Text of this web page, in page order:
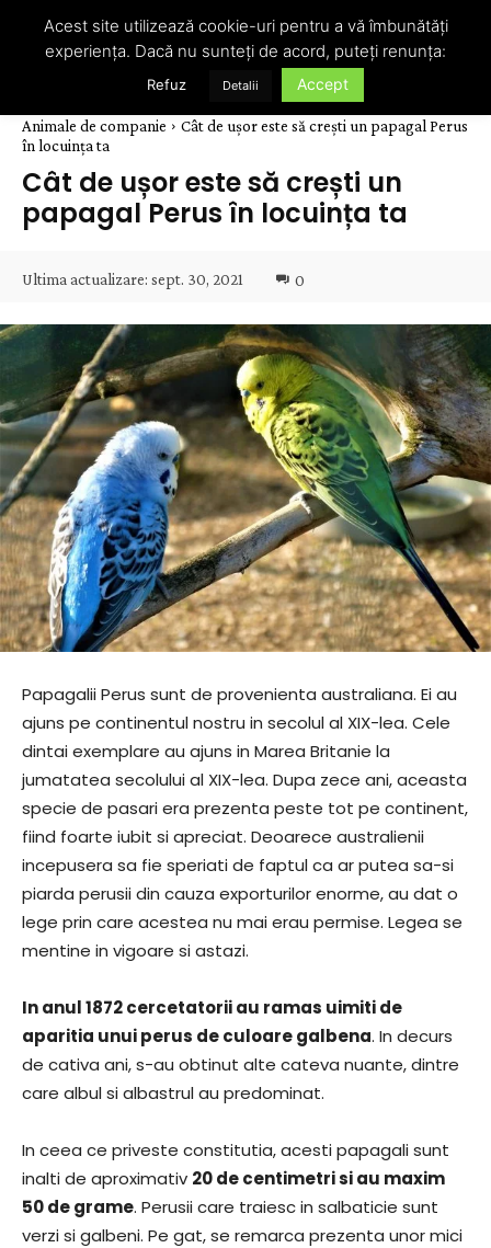
Animale de companie
Cât de ușor este să crești un papagal Perus
în locuința ta
Cât de ușor este să crești un
papagal Perus în locuința ta
Ultima actualizare: sept. 30, 2021 0
Papagalii Perus sunt de provenienta australiana. Ei au
ajuns pe continentul nostru in secolul al XIX-lea. Cele
dintai exemplare au ajuns in Marea Britanie la
jumatatea secolului al XIX-lea. Dupa zece ani, aceasta
specie de pasari era prezenta peste tot pe continent,
fiind foarte iubit si apreciat. Deoarece australienii
incepusera sa fie speriati de faptul ca ar putea sa-si
piarda perusii din cauza exporturilor enorme, au dat o
lege prin care acestea nu mai erau permise. Legea se
mentine in vigoare si astazi.
In anul 1872 cercetatorii au ramas uimiti de
aparitia unui perus de culoare galbena. In decurs
de cativa ani, s-au obtinut alte cateva nuante, dintre
care albul si albastrul au predominat.
In ceea ce priveste constitutia, acesti papagali sunt
inalti de aproximativ 20 de centimetri si au maxim
50 de grame. Perusii care traiesc in salbaticie sunt
verzi si galbeni. Pe gat, se remarca prezenta unor mici
Acest site utilizează cookie-uri pentru a vă îmbunătăți
experiența. Dacă nu sunteți de acord, puteți renunța:
Refuz Detalii Accept